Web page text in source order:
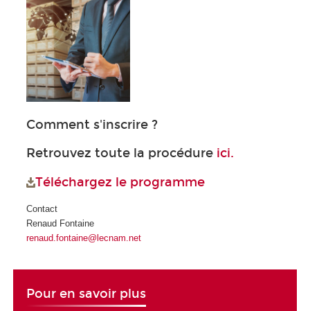
Comment s'inscrire ?
Retrouvez toute la procédure ici.
Téléchargez le programme
Contact
Renaud Fontaine
renaud.fontaine@lecnam.net
Pour en savoir plus